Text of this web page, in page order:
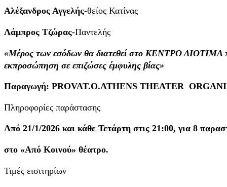
Αλέξανδρος Αγγελής-θείος Κατίνας
Λάμπρος Τζώρας-Παντελής
«Μέρος των εσόδων θα διατεθεί στο ΚΕΝΤΡΟ ΔΙΟΤΙΜΑ
εκπροσώπηση σε επιζώσες έμφυλης βίας»
Παραγωγή: PROVAT.O.ATHENS THEATER
Πληροφορίες παράστασης
Από 21/1/2026 και κάθε Τετάρτη στις 21:00, για 8
στο «Από Κοινού» θέατρο.
Τιμές εισιτηρίων